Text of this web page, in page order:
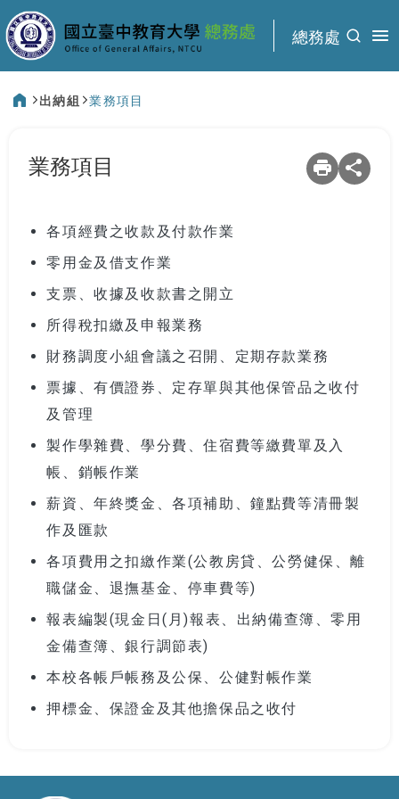
總務處
出納組 業務項目
業務項目
各項經費之收款及付款作業
零用金及借支作業
支票、收據及收款書之開立
所得稅扣繳及申報業務
財務調度小組會議之召開、定期存款業務
票據、有價證券、定存單與其他保管品之收付
及管理
製作學雜費、學分費、住宿費等繳費單及入
帳、銷帳作業
薪資、年終獎金、各項補助、鐘點費等清冊製
作及匯款
各項費用之扣繳作業(公教房貸、公勞健保、離
職儲金、退撫基金、停車費等)
報表編製(現金日(月)報表、出納備查簿、零用
金備查簿、銀行調節表)
本校各帳戶帳務及公保、公健對帳作業
押標金、保證金及其他擔保品之收付